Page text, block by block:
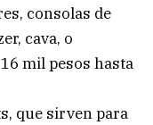
consolas de
cava, o
mil pesos hasta
que sirven para